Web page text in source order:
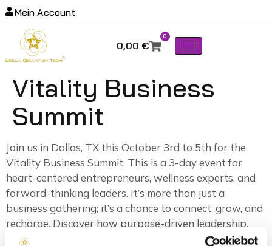
Mein Account
0,00 €
0
Vitality Business
Summit
Join us in Dallas, TX this October 3rd to 5th for the
Vitality Business Summit. This is a 3-day event for
heart-centered entrepreneurs, wellness experts, and
forward-thinking leaders. It’s more than just a
business gathering; it’s a chance to connect, grow, and
recharge. Discover how purpose-driven leadership,
holistic vitality, and innovative tools can help you